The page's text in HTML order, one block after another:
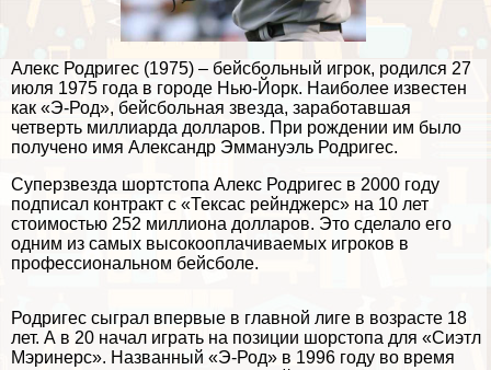
Алекс Родригес (1975) – бейсбольный игрок, родился 27
июля 1975 года в городе Нью-Йорк. Наиболее известен
как «Э-Род», бейсбольная звезда, заработавшая
четверть миллиарда долларов. При рождении им было
получено имя Александр Эммануэль Родригес.
Суперзвезда шортстопа Алекс Родригес в 2000 году
подписал контpaкт с «Тексас рейнджерс» на 10 лет
стоимостью 252 миллиона долларов. Это сделало его
одним из самых высокооплачиваемых игроков в
профессиональном бейсболе.
Родригес сыграл впервые в главной лиге в возрасте 18
лет. А в 20 начал играть на позиции шорстопа для «Сиэтл
Мэринерс». Названный «Э-Род» в 1996 году во время